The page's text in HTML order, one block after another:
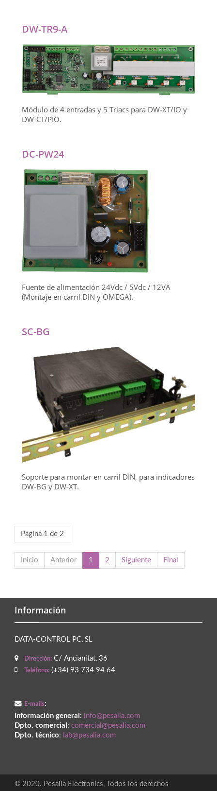
DW-TR9-A
Módulo de 4 entradas y 5 Triacs para DW-XT/IO y
DW-CT/PIO.
DC-PW24
Fuente de alimentación 24Vdc / 5Vdc / 12VA
(Montaje en carril DIN y OMEGA).
SC-BG
Soporte para montar en carril DIN, para indicadores
DW-BG y DW-XT.
Página 1 de 2
Inicio Anterior 1 2 Siguiente Final
Información
DATA-CONTROL PC, SL
Dirección: C/ Ancianitat, 36
Teléfono: (+34) 93 734 94 64
E-mails:
Información general : info@pesalia.com
Dpto. comercial : comercial@pesalia.com
Dpto. técnico: lab@pesalia.com
© 2020. Pesalia Electronics, Todos los derechos